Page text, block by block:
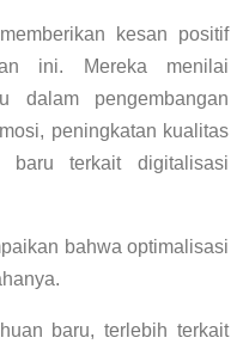
kesan positif
ini. Mereka menilai
dalam pengembangan
peningkatan kualitas
baru terkait digitalisasi
bahwa optimalisasi
baru, terlebih terkait